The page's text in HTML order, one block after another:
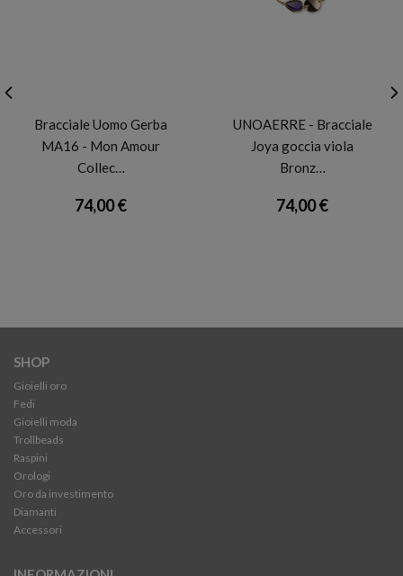
Bracciale Uomo Gerba
MA16 - Mon Amour
Collec…
74,00 €
UNOAERRE - Bracciale
Joya goccia viola
Bronz…
74,00 €
SHOP
Gioielli oro
Fedi
Gioielli moda
Trollbeads
Raspini
Orologi
Oro da investimento
Diamanti
Accessori